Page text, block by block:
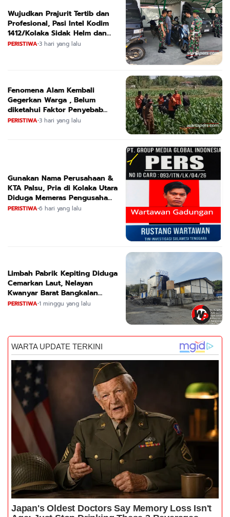
Wujudkan Prajurit Tertib dan
Profesional, Pasi Intel Kodim
1412/Kolaka Sidak Helm dan
Kendaraan
PERISTIWA•3 hari yang lalu
Fenomena Alam Kembali
Gegerkan Warga , Belum
diketahui Faktor Penyebab
Suara
PERISTIWA•3 hari yang lalu
Gunakan Nama Perusahaan &
KTA Palsu, Pria di Kolaka Utara
Diduga Memeras Pengusaha
Tambang dan Minyak
PERISTIWA•6 hari yang lalu
Limbah Pabrik Kepiting Diduga
Cemarkan Laut, Nelayan
Kwanyar Barat Bangkalan
Desak DLH Turun Tangan
PERISTIWA•1 minggu yang lalu